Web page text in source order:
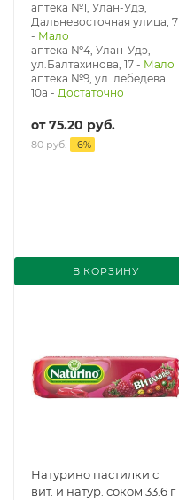
аптека №1, Улан-Удэ,
Дальневосточная улица, 7
- Мало
аптека №4, Улан-Удэ,
ул.Балтахинова, 17 - Мало
аптека №9, ул. лебедева
10а - Достаточно
от75.20 руб.
80 руб. -6%
В КОРЗИНУ
Натурино пастилки с
вит. и натур. соком 33.6 г